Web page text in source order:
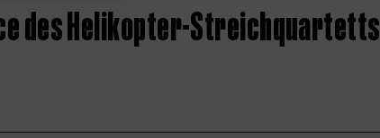
des Helikopter-Streichquartetts